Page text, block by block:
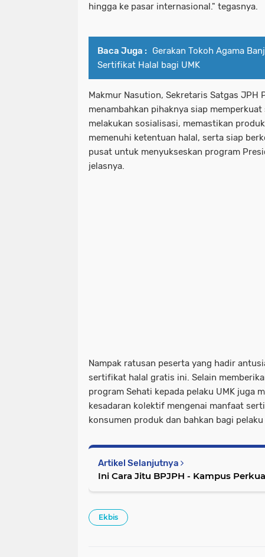
hingga ke pasar internasional." tegasnya.
Baca Juga : Gerakan Tokoh Agama
Sertifikat Halal bagi UMK
Makmur Nasution, Sekretaris Satgas JPH
menambahkan pihaknya siap
melakukan sosialisasi, memastikan
memenuhi ketentuan halal, serta siap
pusat untuk menyukseskan program
jelasnya.
Nampak ratusan peserta yang hadir
sertifikat halal gratis ini. Selain
program Sehati kepada pelaku UMK juga
kesadaran kolektif mengenai manfaat
konsumen produk dan bahkan bagi
Artikel Selanjutnya
Ini Cara Jitu BPJPH - Kampus
Ekbis